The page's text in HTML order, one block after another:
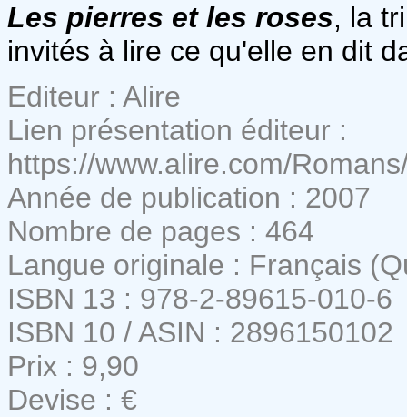
Les pierres et les roses, la
invités à lire ce qu'elle en dit
Editeur : Alire
Lien présentation éditeur :
https://www.alire.com/
Année de publication : 2007
Nombre de pages : 464
Langue originale : Français
ISBN 13 : 978-2-89615-010-6
ISBN 10 / ASIN : 2896150102
Prix : 9,90
Devise : €